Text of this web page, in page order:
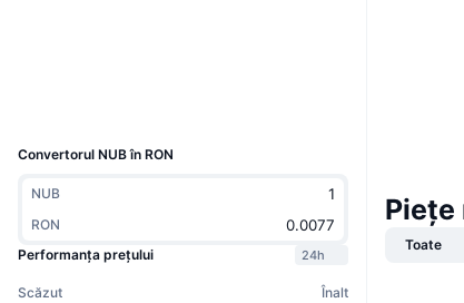
Convertorul NUB în RON
NUB
RON
Performanța prețului
24h
Scăzut
Înalt
Toate